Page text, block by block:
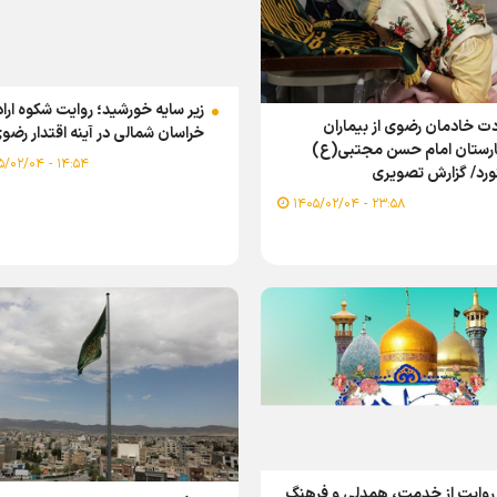
خادمان رضوی از بیماران
امام حسن مجتبی(ع)
گزارش تصویری
۲۳:۵۸ - ۱۴۰۵/۰۲/۰۴
زیر سایه خورشید؛ روایت شکوه
خراسان شمالی در آینه اقتدار
۱۴:۵۴ - ۱۴۰۵/۰۲/۰۴